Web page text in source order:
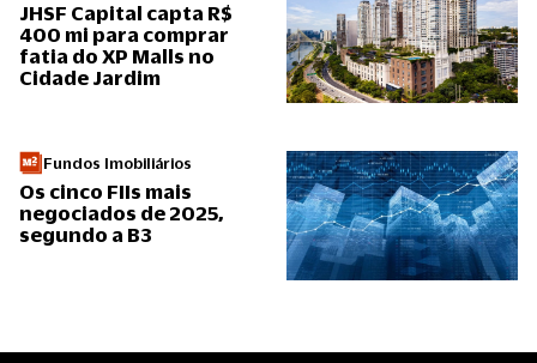
JHSF Capital capta R$
400 mi para comprar
fatia do XP Malls no
Cidade Jardim
Fundos Imobiliários
Os cinco FIIs mais
negociados de 2025,
segundo a B3